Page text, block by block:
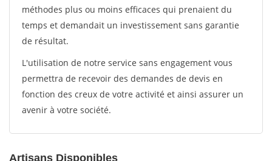
méthodes plus ou moins efficaces qui prenaient du
temps et demandait un investissement sans garantie
de résultat.
L'utilisation de notre service sans engagement vous
permettra de recevoir des demandes de devis en
fonction des creux de votre activité et ainsi assurer un
avenir à votre société.
Artisans Disponibles